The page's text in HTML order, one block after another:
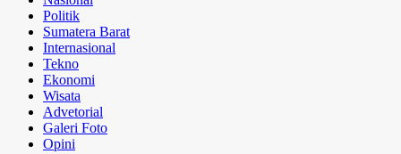
Politik
Sumatera Barat
Internasional
Tekno
Ekonomi
Wisata
Advetorial
Galeri Foto
Opini